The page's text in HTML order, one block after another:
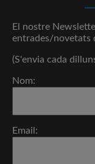
El nostre
entrades/novetats
(S'envia cada
Nom:
Email: